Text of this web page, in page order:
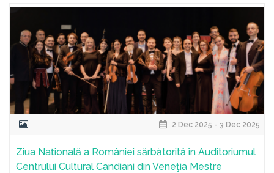
2 Dec 2025 - 3 Dec 2025
Ziua Națională a României sărbătorită în Auditoriumul
Centrului Cultural Candiani din Veneţia Mestre